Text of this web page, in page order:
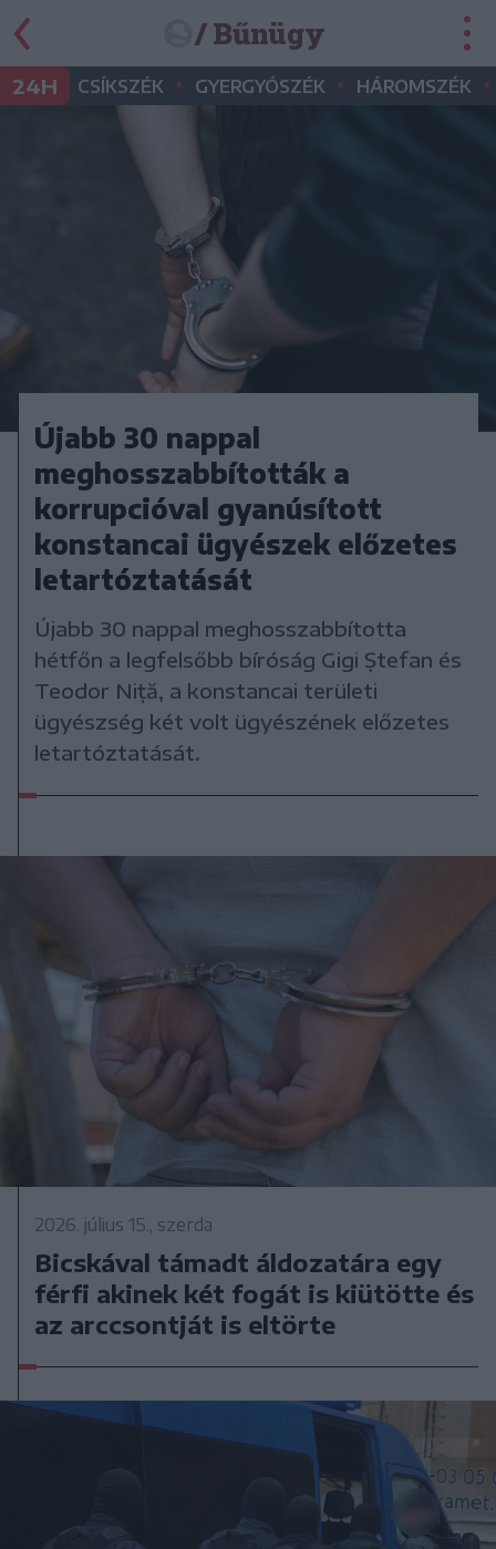
/ Bűnügy
24H CSÍKSZÉK • GYERGYÓSZÉK • HÁROMSZÉK •
Újabb 30 nappal
meghosszabbították a
korrupcióval gyanúsított
konstancai ügyészek előzetes
letartóztatását
Újabb 30 nappal meghosszabbította
hétfőn a legfelsőbb bíróság Gigi Ștefan és
Teodor Niță, a konstancai területi
ügyészség két volt ügyészének előzetes
letartóztatását.
2026. július 15., szerda
Bicskával támadt áldozatára egy
férfi akinek két fogát is kiütötte és
az arccsontját is eltörte